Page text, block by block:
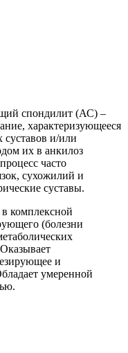
спондилит (АС) –
характеризующееся
и/или
их в анкилоз
часто
сухожилий и
суставы.
комплексной
(болезни
и
умеренной